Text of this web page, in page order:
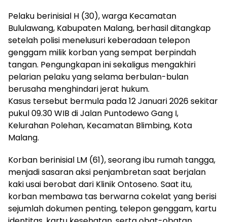
Pelaku berinisial H (30), warga Kecamatan
Bululawang, Kabupaten Malang, berhasil ditangkap
setelah polisi menelusuri keberadaan telepon
genggam milik korban yang sempat berpindah
tangan. Pengungkapan ini sekaligus mengakhiri
pelarian pelaku yang selama berbulan-bulan
berusaha menghindari jerat hukum.
Kasus tersebut bermula pada 12 Januari 2026 sekitar
pukul 09.30 WIB di Jalan Puntodewo Gang I,
Kelurahan Polehan, Kecamatan Blimbing, Kota
Malang.
Korban berinisial LM (61), seorang ibu rumah tangga,
menjadi sasaran aksi penjambretan saat berjalan
kaki usai berobat dari Klinik Ontoseno. Saat itu,
korban membawa tas berwarna cokelat yang berisi
sejumlah dokumen penting, telepon genggam, kartu